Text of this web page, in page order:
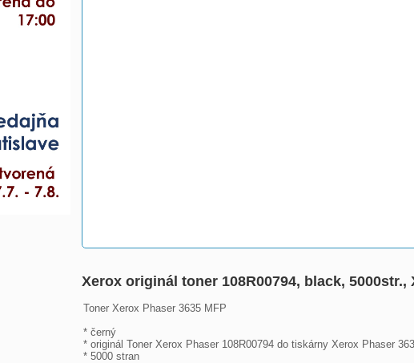
Xerox originál toner 108R00794, black, 5000str.,
Toner Xerox Phaser 3635 MFP
* černý
* originál Toner Xerox Phaser 108R00794 do tiskárny Xerox Phaser
* 5000 stran